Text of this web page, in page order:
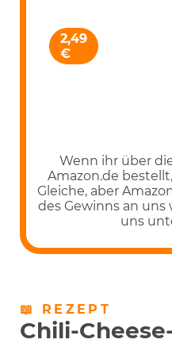
2,49
€
Wenn ihr über
Amazon.de
Gleiche, aber
des Gewinns an
uns
📖 REZEPT
Chili-